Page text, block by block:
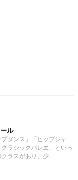
ル
プダンス」「ヒップジャ
ラシックバレエ」といっ
ラスがあり、少..